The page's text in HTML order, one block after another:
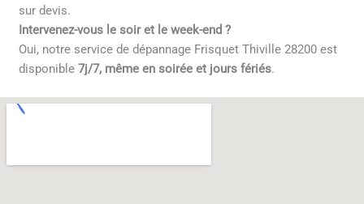
sur devis.
Intervenez-vous le soir et le week-end ?
Oui, notre service de dépannage Frisquet Thiville 28200 est
disponible7j/7, même en soirée et jours fériés.